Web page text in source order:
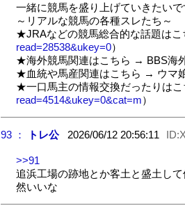
一緒に競馬を盛り上げていきたい
～リアルな競馬の各種スレたち～
★JRAなどの競馬総合的な話題は
read=28538&ukey=0）
★海外競馬関連はこちら → BBS海
★血統や馬産関連はこちら → ウマ
★一口馬主の情報交換だったりは
read=4514&ukey=0&cat=m）
93 ： トレ公2026/06/12 20:56:11
>>91
追浜工場の跡地とか客土と盛土し
然いいな